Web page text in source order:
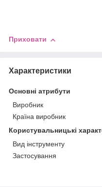
Приховати
Характеристики
Основні атрибути
Виробник
Країна виробник
Користувальницькі
Вид інструменту
Застосування